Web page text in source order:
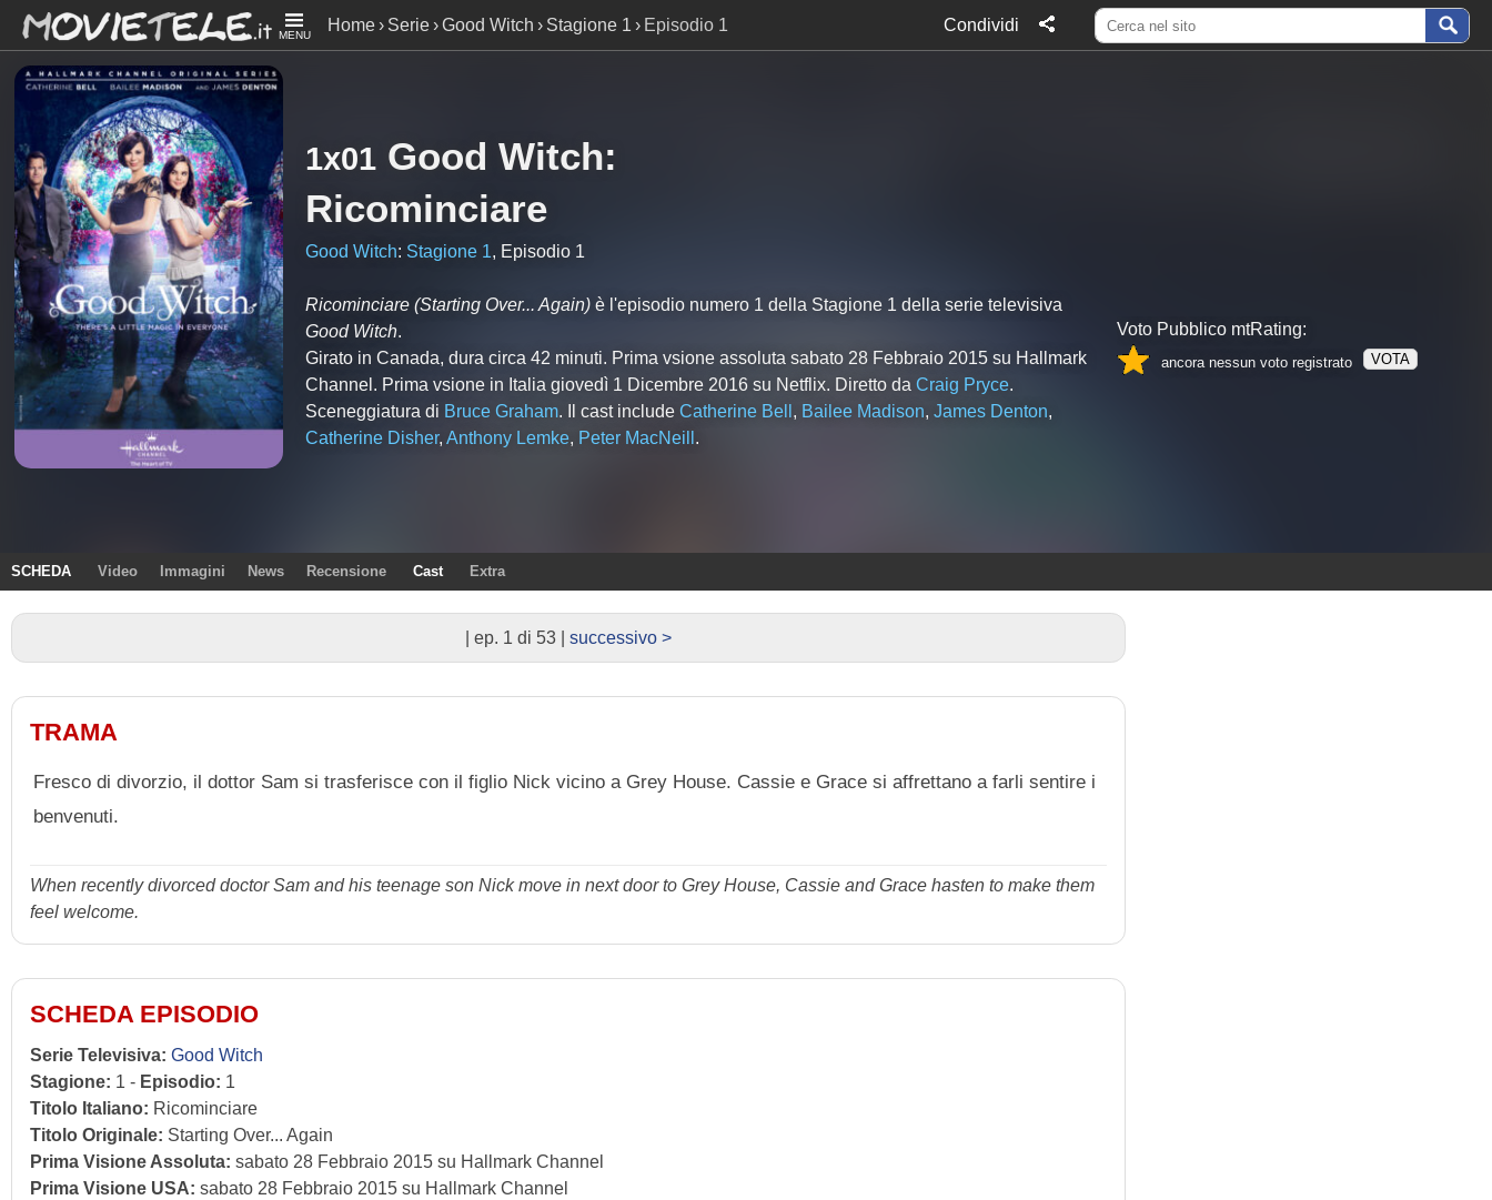
MENU
Home Serie Good Witch Stagione 1 Episodio 1 Condividi
1x01 Good Witch:
Ricominciare
Good Witch: Stagione 1, Episodio 1
Ricominciare (Starting Over... Again)è l'episodio numero 1 della Stagione 1 della serie televisiva
Good Witch.
Girato in Canada, dura circa 42 minuti. Prima vsione assoluta sabato 28 Febbraio 2015 su Hallmark
Channel. Prima vsione in Italia giovedì 1 Dicembre 2016 su Netflix. Diretto da Craig Pryce.
Sceneggiatura di Bruce Graham. Il cast include Catherine Bell , Bailee Madison, James Denton,
Catherine Disher, Anthony Lemke, Peter MacNeill .
Voto Pubblico mtRating:
ancora nessun voto registrato VOTA
SCHEDA Video Immagini News Recensione Cast Extra
| ep. 1 di 53 | successivo >
TRAMA
Fresco di divorzio, il dottor Sam si trasferisce con il figlio Nick vicino a Grey House. Cassie e Grace si affrettano a farli sentire i
benvenuti.
When recently divorced doctor Sam and his teenage son Nick move in next door to Grey House, Cassie and Grace hasten to make them
feel welcome.
SCHEDA EPISODIO
Serie Televisiva: Good Witch
Stagione: 1 - Episodio: 1
Titolo Italiano: Ricominciare
Titolo Originale: Starting Over... Again
Prima Visione Assoluta: sabato 28 Febbraio 2015 su Hallmark Channel
Prima Visione USA: sabato 28 Febbraio 2015 su Hallmark Channel